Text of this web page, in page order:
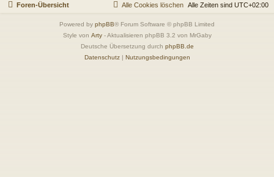
Foren-Übersicht Alle Zeiten sind UTC+02:00
Alle Cookies löschen
Powered by phpBB® Forum Software © phpBB Limited
Style von Arty- Aktualisieren phpBB 3.2 von MrGaby
Deutsche Übersetzung durch phpBB.de
Datenschutz| Nutzungsbedingungen